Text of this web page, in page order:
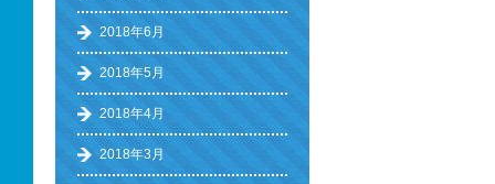
2018年6月
2018年5月
2018年4月
2018年3月